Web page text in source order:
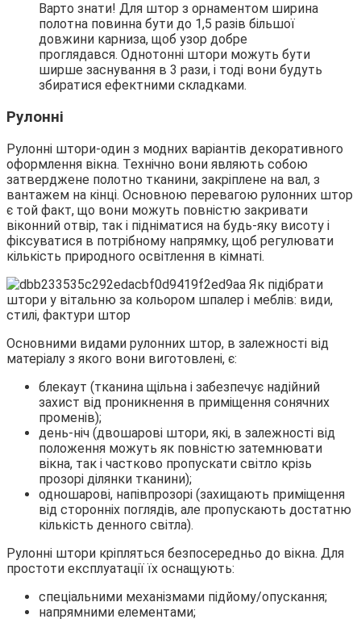
Варто знати! Для штор з орнаментом ширина
полотна повинна бути до 1,5 разів більшої
довжини карниза, щоб узор добре
проглядався. Однотонні штори можуть бути
ширше заснування в 3 рази, і тоді вони будуть
збиратися ефектними складками.
Рулонні
Рулонні штори-один з модних варіантів декоративного
оформлення вікна. Технічно вони являють собою
затверджене полотно тканини, закріплене на вал, з
вантажем на кінці. Основною перевагою рулонних штор
є той факт, що вони можуть повністю закривати
віконний отвір, так і підніматися на будь-яку висоту і
фіксуватися в потрібному напрямку, щоб регулювати
кількість природного освітлення в кімнаті.
Основними видами рулонних штор, в залежності від
матеріалу з якого вони виготовлені, є:
блекаут (тканина щільна і забезпечує надійний
захист від проникнення в приміщення сонячних
променів);
день-ніч (двошарові штори, які, в залежності від
положення можуть як повністю затемнювати
вікна, так і частково пропускати світло крізь
прозорі ділянки тканини);
одношарові, напівпрозорі (захищають приміщення
від сторонніх поглядів, але пропускають достатню
кількість денного світла).
Рулонні штори кріпляться безпосередньо до вікна. Для
простоти експлуатації їх оснащують:
спеціальними механізмами підйому/опускання;
напрямними елементами;